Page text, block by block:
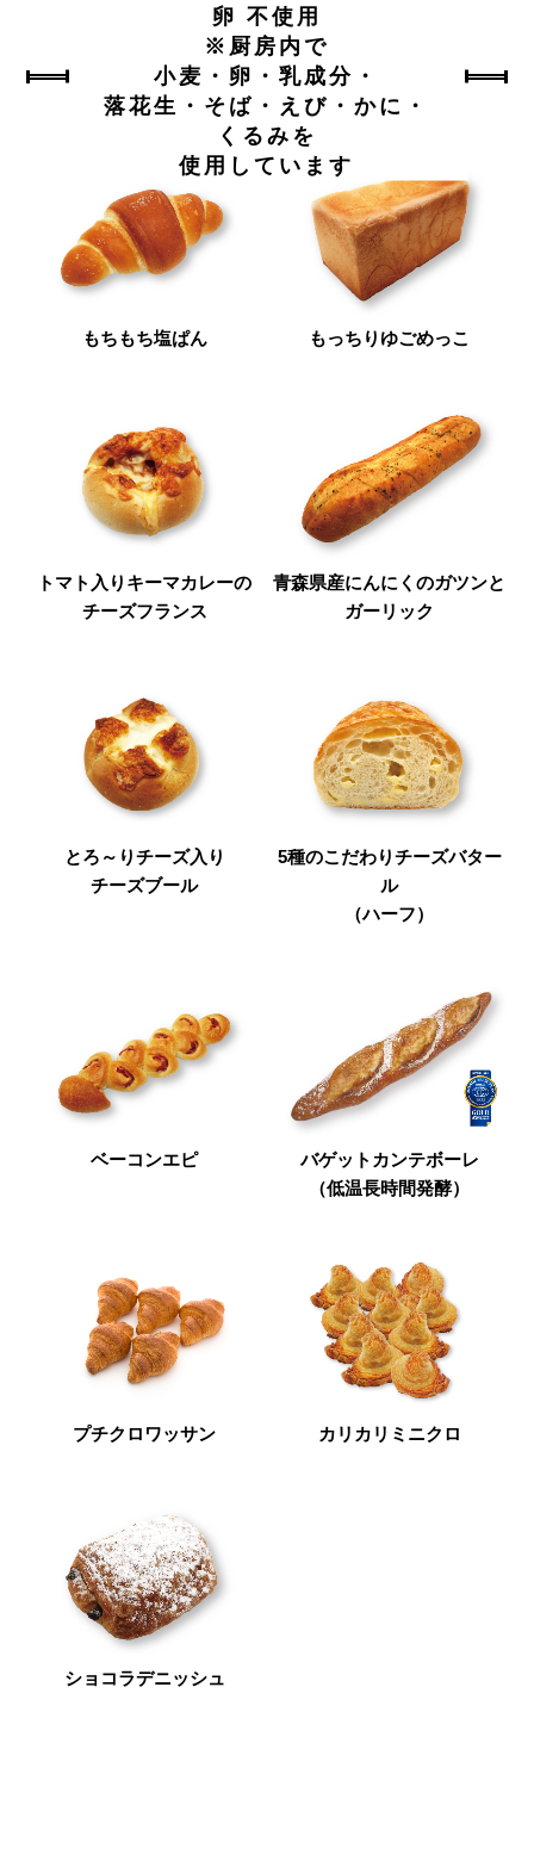
卵 不使用
※厨房内で
小麦・卵・乳成分・
落花生・そば・えび・かに・
くるみを
使用しています
もちもち塩ぱん もっちりゆごめっこ
トマト入りキーマカレーの
チーズフランス
青森県産にんにくのガツンと
ガーリック
とろ～りチーズ入り
チーズブール
5種のこだわりチーズバター
ル
（ハーフ）
ベーコンエピ
バゲットカンテボーレ
（低温長時間発酵）
プチクロワッサン カリカリミニクロ
ショコラデニッシュ